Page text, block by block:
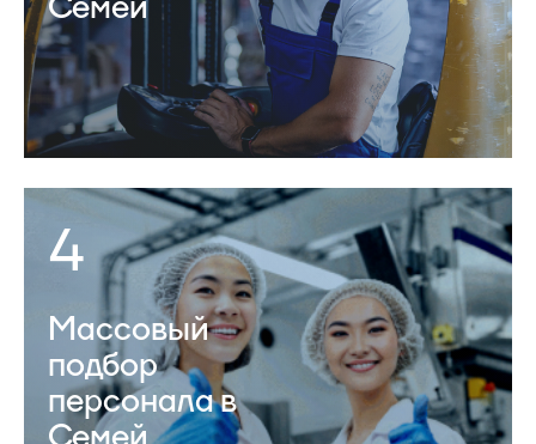
4
Массовый
подбор
персонала в